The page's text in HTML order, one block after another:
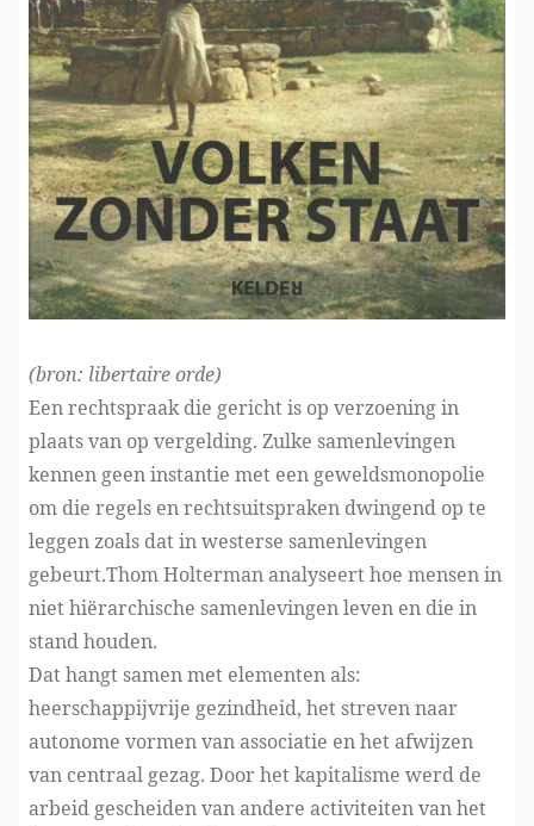
(bron: libertaire orde)
Een rechtspraak die gericht is op verzoening in
plaats van op vergelding. Zulke samenlevingen
kennen geen instantie met een geweldsmonopolie
om die regels en rechtsuitspraken dwingend op te
leggen zoals dat in westerse samenlevingen
gebeurt.Thom Holterman analyseert hoe mensen in
niet hiërarchische samenlevingen leven en die in
stand houden.
Dat hangt samen met elementen als:
heerschappijvrije gezindheid, het streven naar
autonome vormen van associatie en het afwijzen
van centraal gezag. Door het kapitalisme werd de
arbeid gescheiden van andere activiteiten van het